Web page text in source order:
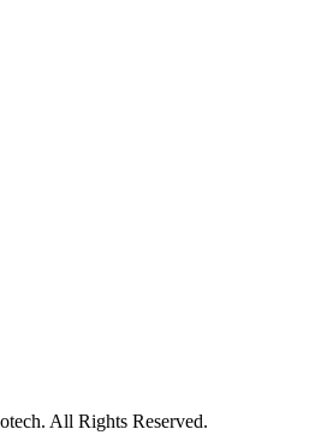
All Rights Reserved.